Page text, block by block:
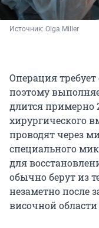
Источник: Olga Miller
Операция
поэтому
длится примерно
хирургического
проводят через
специального
для
обычно берут из
незаметно после
височной